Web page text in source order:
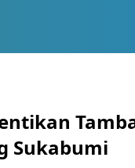
Sukabumi